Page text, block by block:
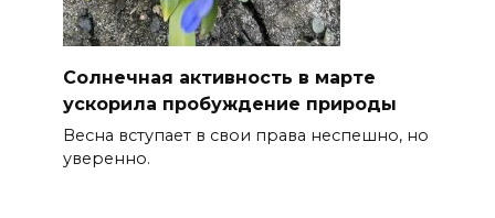
Солнечная активность в марте
ускорила пробуждение природы
Весна вступает в свои права неспешно, но
уверенно.